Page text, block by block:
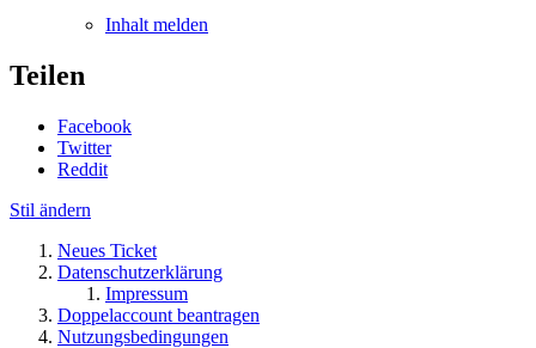
Inhalt melden
Teilen
Facebook
Twitter
Reddit
Stil ändern
Neues Ticket
Datenschutzerklärung
Impressum
Doppelaccount beantragen
Nutzungsbedingungen